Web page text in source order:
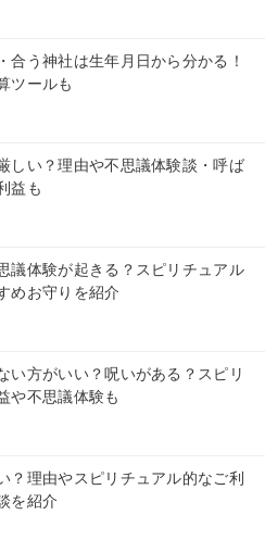
合う神社は生年月日から分かる！
ツールも
しい？理由や不思議体験談・呼ば
益も
議体験が起きる？スピリチュアル
めお守りを紹介
い方がいい？呪いがある？スピリ
や不思議体験も
？理由やスピリチュアル的なご利
を紹介